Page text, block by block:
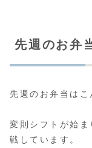
先週のお弁
先週のお弁当はこ
変則シフトが始
戦しています。